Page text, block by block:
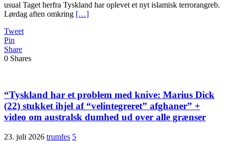
usual Taget herfra Tyskland har oplevet et nyt islamisk terrorangreb.
Lørdag aften omkring […]
Tweet
Pin
Share
0 Shares
“Tyskland har et problem med knive: Marius Dick
(22) stukket ihjel af “velintegreret” afghaner” +
video om australsk dumhed ud over alle grænser
23. juli 2026 trumfes 5